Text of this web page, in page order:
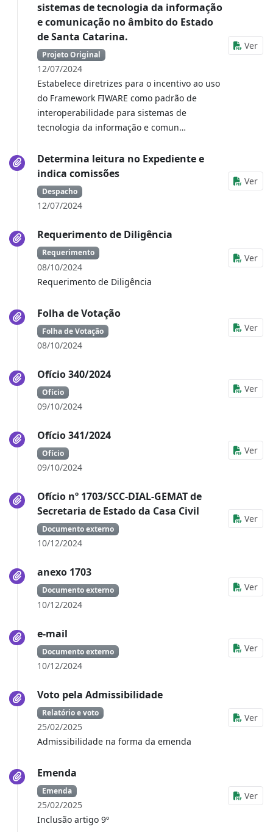
sistemas de tecnologia da informação
e comunicação no âmbito do Estado
de Santa Catarina.
Projeto Original
12/07/2024
Estabelece diretrizes para o incentivo ao uso
do Framework FIWARE como padrão de
interoperabilidade para sistemas de
tecnologia da informação e comun…
Ver
Determina leitura no Expediente e
indica comissões
Despacho
12/07/2024
Ver
Requerimento de Diligência
Requerimento
08/10/2024
Requerimento de Diligência
Ver
Folha de Votação
Folha de Votação
08/10/2024
Ver
Ofício 340/2024
Ofício
09/10/2024
Ver
Ofício 341/2024
Ofício
09/10/2024
Ver
Ofício nº 1703/SCC-DIAL-GEMAT de
Secretaria de Estado da Casa Civil
Documento externo
10/12/2024
Ver
anexo 1703
Documento externo
10/12/2024
Ver
e-mail
Documento externo
10/12/2024
Ver
Voto pela Admissibilidade
Relatório e voto
25/02/2025
Admissibilidade na forma da emenda
Ver
Emenda
Emenda
25/02/2025
Inclusão artigo 9º
Ver